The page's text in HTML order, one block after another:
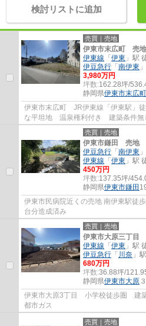
検討リストに追加
売買｜売地
伊東市末広町 売地
伊東線 「伊東 」駅
伊豆急行 「南伊東
3,980万円
坪数:162.28坪/
静岡県伊東市末広町
伊東市末広町 JR伊東線「伊東駅」
な平坦地 温泉権利付き 建築条件
売買｜売地
伊東市鎌田 売地
伊豆急行 「南伊東
伊東線 「伊東 」駅
450万円
坪数:137.35坪/
静岡県伊東市鎌田
伊東市民病院近くの売地 南伊東駅徒
台分造成済み
売買｜売地
伊東市大原三丁目
伊東線 「伊東 」駅
伊豆急行 「 川奈 」
680万円
坪数:36.88坪/
静岡県伊東市大原
伊東市大原3丁目 小学校徒歩圏 建
都市ガス
売買｜売地